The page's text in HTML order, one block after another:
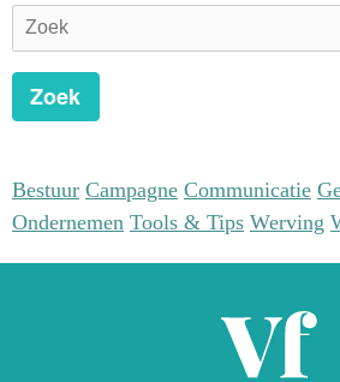
vroeg haar eind augustus hoe de situatie
Zoek
Bestuur Campagne Communicatie
Ondernemen Tools & Tips Werving